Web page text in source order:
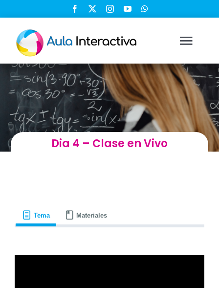
contenido
Ingresar
Registrarse
Nosotros
Dia 4 – Clase en Vivo
Tema Materiales